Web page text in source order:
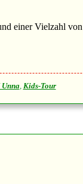
einer Vielzahl
Unna, Kids-Tour